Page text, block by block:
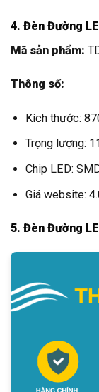
4. Đèn Đường
Mã sản phẩm:
Thông số:
Kích thước:
Trọng lượng:
Chip LED:
Giá website:
5. Đèn Đường